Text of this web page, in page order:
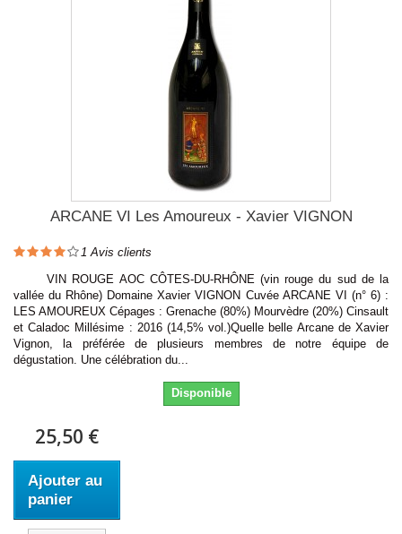
ARCANE VI Les Amoureux - Xavier VIGNON
1 Avis clients
VIN ROUGE AOC CÔTES-DU-RHÔNE (vin rouge du sud de la
vallée du Rhône) Domaine Xavier VIGNON Cuvée ARCANE VI (n° 6) :
LES AMOUREUX Cépages : Grenache (80%) Mourvèdre (20%) Cinsault
et Caladoc Millésime : 2016 (14,5% vol.)Quelle belle Arcane de Xavier
Vignon, la préférée de plusieurs membres de notre équipe de
dégustation. Une célébration du...
Disponible
25,50 €
Ajouter au
panier